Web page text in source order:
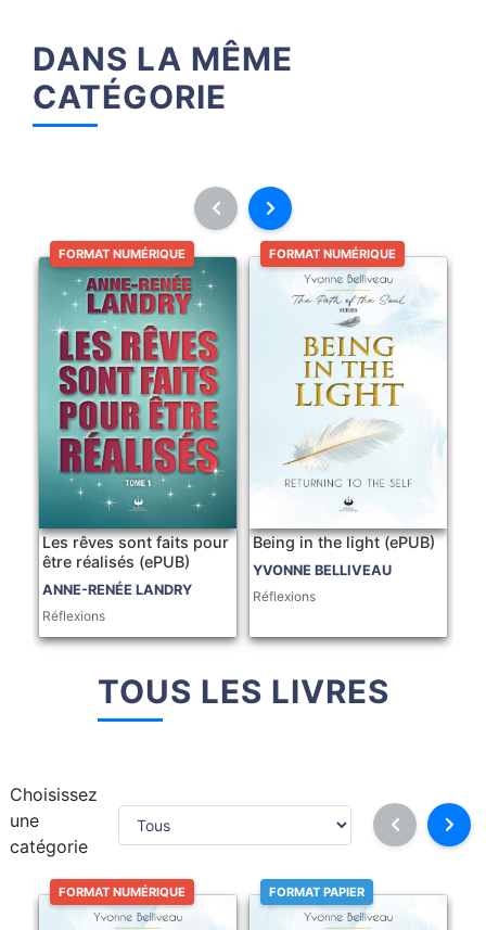
DANS LA MÊME
CATÉGORIE
FORMAT NUMÉRIQUE
Les rêves sont faits pour
être réalisés (ePUB)
ANNE-RENÉE LANDRY
Réflexions
FORMAT NUMÉRIQUE
Being in the light (ePUB)
YVONNE BELLIVEAU
Réflexions
TOUS LES LIVRES
Choisissez
une
catégorie
FORMAT NUMÉRIQUE FORMAT PAPIER